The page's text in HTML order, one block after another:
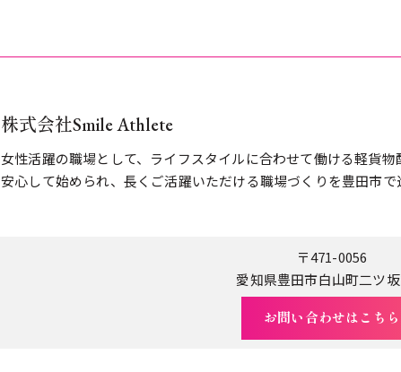
株式会社Smile Athlete
女性活躍の職場として、ライフスタイルに合わせて働ける軽貨
安心して始められ、長くご活躍いただける職場づくりを豊田市で
〒471-0056
愛知県豊田市白山町二ツ
お問い合わせはこちら